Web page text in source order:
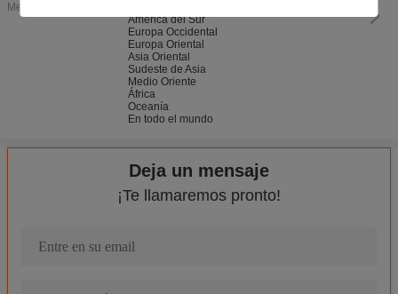
Mercado principal:
América del Sur
Europa Occidental
Europa Oriental
Asia Oriental
Sudeste de Asia
Medio Oriente
África
Oceanía
En todo el mundo
Deja un mensaje
¡Te llamaremos pronto!
Los productos de limpieza interiores del coche brillante del
Sellante verde auto espumoso del neumático del limo para
Inflador no tóxico de la reparación del neumático de la